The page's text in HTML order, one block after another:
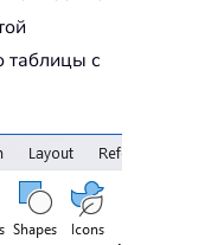
таблицы с